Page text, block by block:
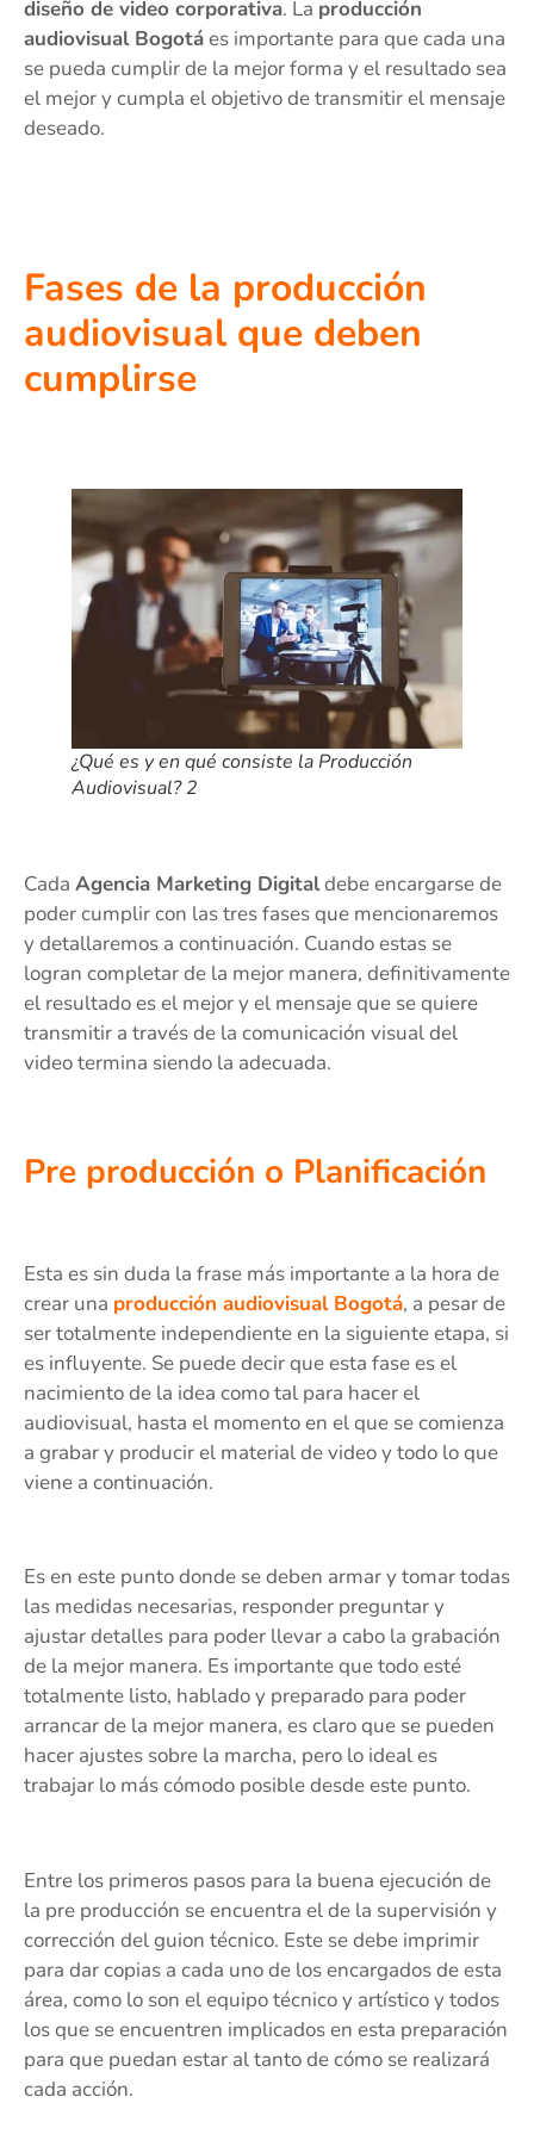
diseño de video corporativa. La producción
audiovisual Bogotáes importante para que cada una
se pueda cumplir de la mejor forma y el resultado sea
el mejor y cumpla el objetivo de transmitir el mensaje
deseado.
Fases de la producción
audiovisual que deben
cumplirse
¿Qué es y en qué consiste la Producción
Audiovisual? 2
Cada Agencia Marketing Digitaldebe encargarse de
poder cumplir con las tres fases que mencionaremos
y detallaremos a continuación. Cuando estas se
logran completar de la mejor manera, definitivamente
el resultado es el mejor y el mensaje que se quiere
transmitir a través de la comunicación visual del
video termina siendo la adecuada.
Pre producción o Planificación
Esta es sin duda la frase más importante a la hora de
crear una producción audiovisual Bogotá, a pesar de
ser totalmente independiente en la siguiente etapa, si
es influyente. Se puede decir que esta fase es el
nacimiento de la idea como tal para hacer el
audiovisual, hasta el momento en el que se comienza
a grabar y producir el material de video y todo lo que
viene a continuación.
Es en este punto donde se deben armar y tomar todas
las medidas necesarias, responder preguntar y
ajustar detalles para poder llevar a cabo la grabación
de la mejor manera. Es importante que todo esté
totalmente listo, hablado y preparado para poder
arrancar de la mejor manera, es claro que se pueden
hacer ajustes sobre la marcha, pero lo ideal es
trabajar lo más cómodo posible desde este punto.
Entre los primeros pasos para la buena ejecución de
la pre producción se encuentra el de la supervisión y
corrección del guion técnico. Este se debe imprimir
para dar copias a cada uno de los encargados de esta
área, como lo son el equipo técnico y artístico y todos
los que se encuentren implicados en esta preparación
para que puedan estar al tanto de cómo se realizará
cada acción.